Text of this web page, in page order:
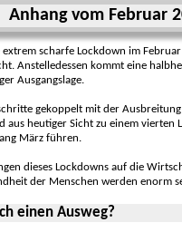
Anhang vom Februar
scharfe Lock­down im
Anstelle­dessen kommt eine
Aus­gangs­lage.
gekoppelt mit der
aus heuti­ger Sicht zu einem vierten
März führen.
dieses Lock­downs auf die
der Men­schen werden enorm
einen Ausweg?